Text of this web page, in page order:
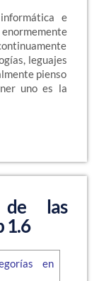
e
leguajes
pienso
uno es la
de las
1.6